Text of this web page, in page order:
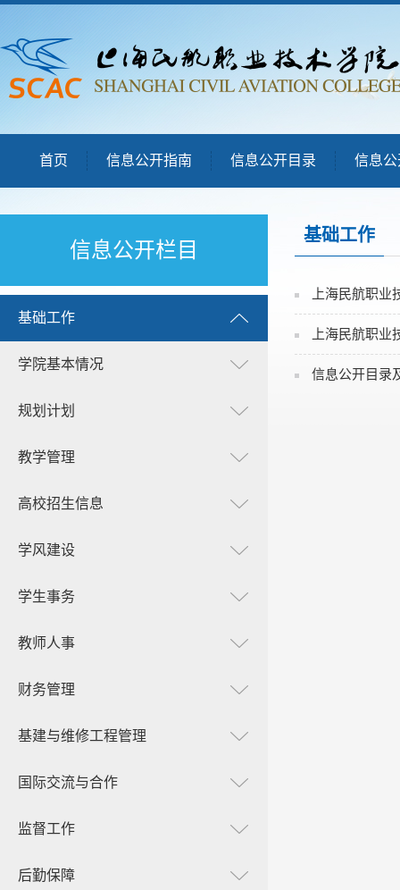
首页 信息公开指南 信息公开目录 信息
信息公开栏目
基础工作
学院基本情况
规划计划
教学管理
高校招生信息
学风建设
学生事务
教师人事
财务管理
基建与维修工程管理
国际交流与合作
监督工作
后勤保障
基础工作
上海民航职
上海民航职
信息公开目录